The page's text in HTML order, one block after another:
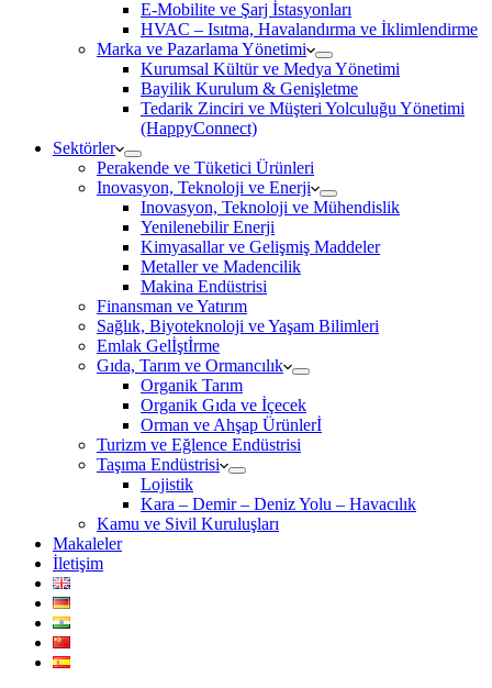
E-Mobilite ve Şarj İstasyonları
HVAC – Isıtma, Havalandırma ve İklimlendirme
Marka ve Pazarlama Yönetimi
Kurumsal Kültür ve Medya Yönetimi
Bayilik Kurulum & Genişletme
Tedarik Zinciri ve Müşteri Yolculuğu Yönetimi
(HappyConnect)
Sektörler
Perakende ve Tüketici Ürünleri
Inovasyon, Teknoloji ve Enerji
Inovasyon, Teknoloji ve Mühendislik
Yenilenebilir Enerji
Kimyasallar ve Gelişmiş Maddeler
Metaller ve Madencilik
Makina Endüstrisi
Finansman ve Yatırım
Sağlık, Biyoteknoloji ve Yaşam Bilimleri
Emlak Gelİştİrme
Gıda, Tarım ve Ormancılık
Organik Tarım
Organik Gıda ve İçecek
Orman ve Ahşap Ürünlerİ
Turizm ve Eğlence Endüstrisi
Taşıma Endüstrisi
Lojistik
Kara – Demir – Deniz Yolu – Havacılık
Kamu ve Sivil Kuruluşları
Makaleler
İletişim